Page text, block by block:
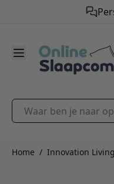
Waar ben je naar op
Home / Innovation